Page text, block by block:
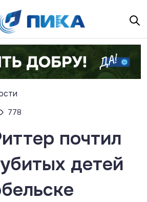
778
почтил
детей